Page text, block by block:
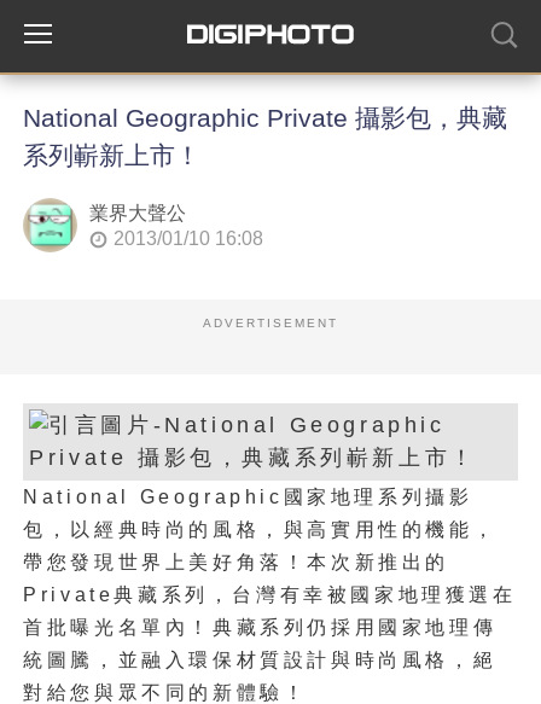
National Geographic Private 攝影包，典藏
系列嶄新上市！
業界大聲公
2013/01/10 16:08
ADVERTISEMENT
National Geographic國家地理系列攝影
包，以經典時尚的風格，與高實用性的機能，
帶您發現世界上美好角落！本次新推出的
Private典藏系列
，台灣有幸被國家地理獲選在
首批曝光名單內！典藏系列仍採用國家地理傳
統圖騰，並融入環保材質設計與時尚風格，絕
對給您與眾不同的新體驗！